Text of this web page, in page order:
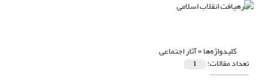
کلیدواژه‌ها =آثار اجتماعی
تعداد مقالات: 1